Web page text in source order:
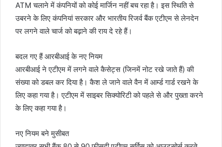
ATM चलाने में कंपनियों को कोई मार्जिन नहीं बच रहा है। इस स्थिति से
उबरने के लिए कंपनियां सरकार और भारतीय रिजर्व बैंक एटीएम से लेनदेन
पर लगने वाले चार्ज को बढ़ाने की राय दे रहे हैं।
बदल गए हैं आरबीआई के नए नियम
आरबीआई ने एटीएम में लगने वाले कैसेट्स (जिनमें नोट रखे जाते हैं) की
संख्या को डबल कर दिया है। कैश ले जाने वाले वैन में आर्म्ड गार्ड रखने के
लिए कहा गया है। एटीएम में साइबर सिक्योरिटी को पहले से और पुख्ता करने
के लिए कहा गया है।
नए नियम बने मुसीबत